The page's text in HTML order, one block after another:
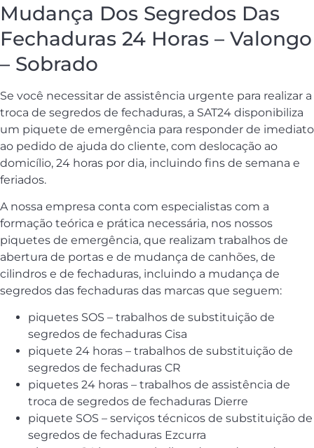
Mudança Dos Segredos Das
Fechaduras 24 Horas – Valongo
– Sobrado
Se você necessitar de assistência urgente para realizar a
troca de segredos de fechaduras, a SAT24 disponibiliza
um piquete de emergência para responder de imediato
ao pedido de ajuda do cliente, com deslocação ao
domicílio, 24 horas por dia, incluindo fins de semana e
feriados.
A nossa empresa conta com especialistas com a
formação teórica e prática necessária, nos nossos
piquetes de emergência, que realizam trabalhos de
abertura de portas e de mudança de canhões, de
cilindros e de fechaduras, incluindo a mudança de
segredos das fechaduras das marcas que seguem:
piquetes SOS – trabalhos de substituição de
segredos de fechaduras Cisa
piquete 24 horas – trabalhos de substituição de
segredos de fechaduras CR
piquetes 24 horas – trabalhos de assistência de
troca de segredos de fechaduras Dierre
piquete SOS – serviços técnicos de substituição de
segredos de fechaduras Ezcurra